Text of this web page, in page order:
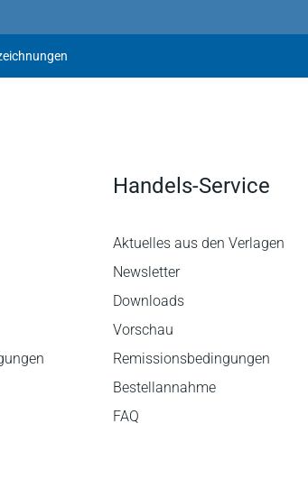
Handels-Service
Aktuelles aus den Verlagen
Newsletter
Downloads
Vorschau
Remissionsbedingungen
Bestellannahme
FAQ